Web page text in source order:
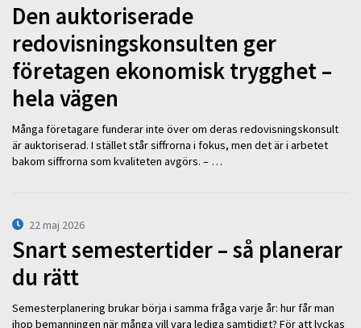
Den auktoriserade
redovisningskonsulten ger
företagen ekonomisk trygghet –
hela vägen
Många företagare funderar inte över om deras redovisningskonsult
är auktoriserad. I stället står siffrorna i fokus, men det är i arbetet
bakom siffrorna som kvaliteten avgörs. – …
22 maj 2026
Snart semestertider – så planerar
du rätt
Semesterplanering brukar börja i samma fråga varje år: hur får man
ihop bemanningen när många vill vara lediga samtidigt? För att lyckas